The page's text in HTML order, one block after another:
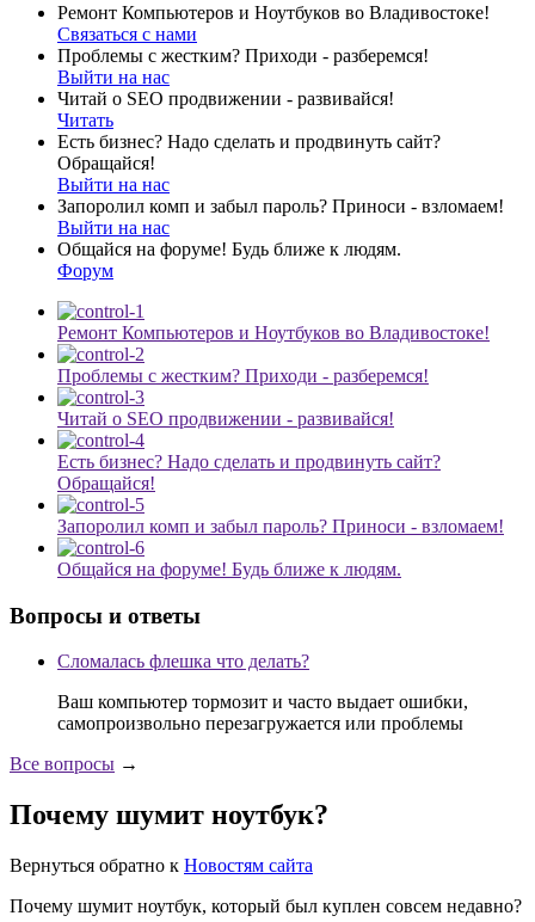
Ремонт Компьютеров и Ноутбуков во Владивостоке!
Связаться с нами
Проблемы с жестким? Приходи - разберемся!
Выйти на нас
Читай о SEO продвижении - развивайся!
Читать
Есть бизнес? Надо сделать и продвинуть сайт?
Обращайся!
Выйти на нас
Запоролил комп и забыл пароль? Приноси - взломаем!
Выйти на нас
Общайся на форуме! Будь ближе к людям.
Форум
Ремонт Компьютеров и Ноутбуков во Владивостоке!
Проблемы с жестким? Приходи - разберемся!
Читай о SEO продвижении - развивайся!
Есть бизнес? Надо сделать и продвинуть сайт?
Обращайся!
Запоролил комп и забыл пароль? Приноси - взломаем!
Общайся на форуме! Будь ближе к людям.
Вопросы и ответы
Сломалась флешка что делать?
Ваш компьютер тормозит и часто выдает ошибки,
самопроизвольно перезагружается или проблемы
Все вопросы →
Почему шумит ноутбук?
Вернуться обратно к Новостям сайта
Почему шумит ноутбук, который был куплен совсем недавно?